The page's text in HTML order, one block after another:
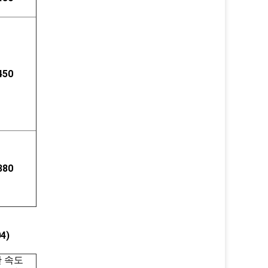
속도